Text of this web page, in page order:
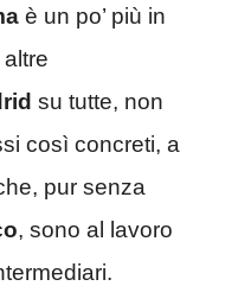
è un po’ più in
su tutte, non
così concreti, a
pur senza
, sono al lavoro